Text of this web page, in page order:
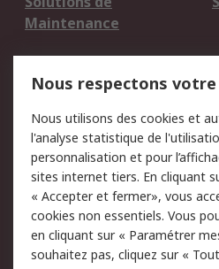
Maintenance
du site
Politique de protection
des données - Mise à
jour
Conditions générales
de vente
Campagnes marketing
Nous respectons
Nous utilisons des cookies et
l'analyse statistique de
personnalisation et pour
sites internet tiers. En cliquant
« Accepter et fermer», vous
cookies non essentiels. Vous
en cliquant sur « Paramétrer
souhaitez pas, cliquez sur «